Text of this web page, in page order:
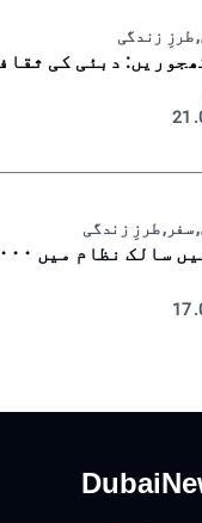
طرزِ زندگی
دبئی کی
سفر, طرزِ زندگی